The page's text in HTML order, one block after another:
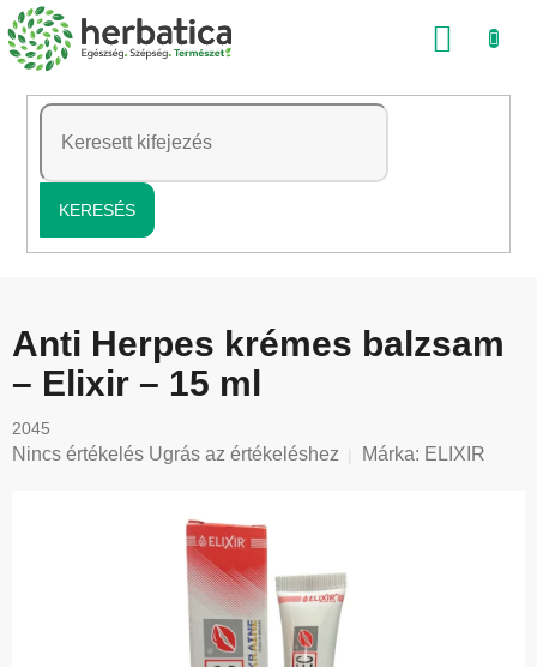
Ugrás
a
tartalomhoz
KERESÉS
Anti Herpes krémes balzsam
– Elixir – 15 ml
2045
A
Nincs értékelés Ugrás az értékeléshez Márka: ELIXIR